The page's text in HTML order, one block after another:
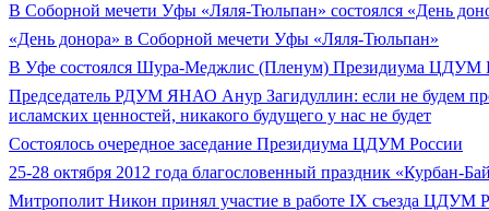
В Соборной мечети Уфы «Ляля-Тюльпан» состоялся «День
«День донора» в Соборной мечети Уфы «Ляля-Тюльпан»
В Уфе состоялся Шура-Меджлис (Пленум) Президиума ЦДУМ
Председатель РДУМ ЯНАО Анур Загидуллин: если не будем
исламских ценностей, никакого будущего у нас не будет
Состоялось очередное заседание Президиума ЦДУМ России
25-28 октября 2012 года благословенный праздник «Курбан-
Митрополит Никон принял участие в работе IX съезда ЦДУМ